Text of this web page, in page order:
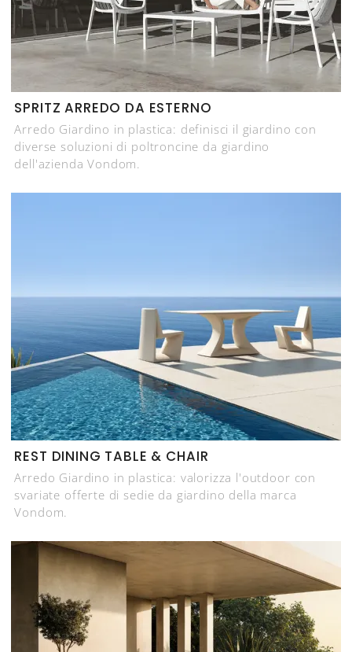
SPRITZ ARREDO DA ESTERNO
Arredo Giardino in plastica: definisci il giardino con
diverse soluzioni di poltroncine da giardino
dell'azienda Vondom.
REST DINING TABLE & CHAIR
Arredo Giardino in plastica: valorizza l'outdoor con
svariate offerte di sedie da giardino della marca
Vondom.